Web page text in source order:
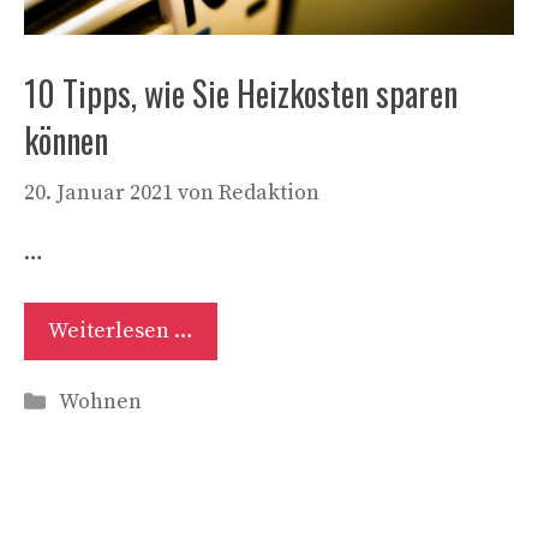
10 Tipps, wie Sie Heizkosten sparen
können
20. Januar 2021vonRedaktion
…
Weiterlesen …
Kategorien
Wohnen